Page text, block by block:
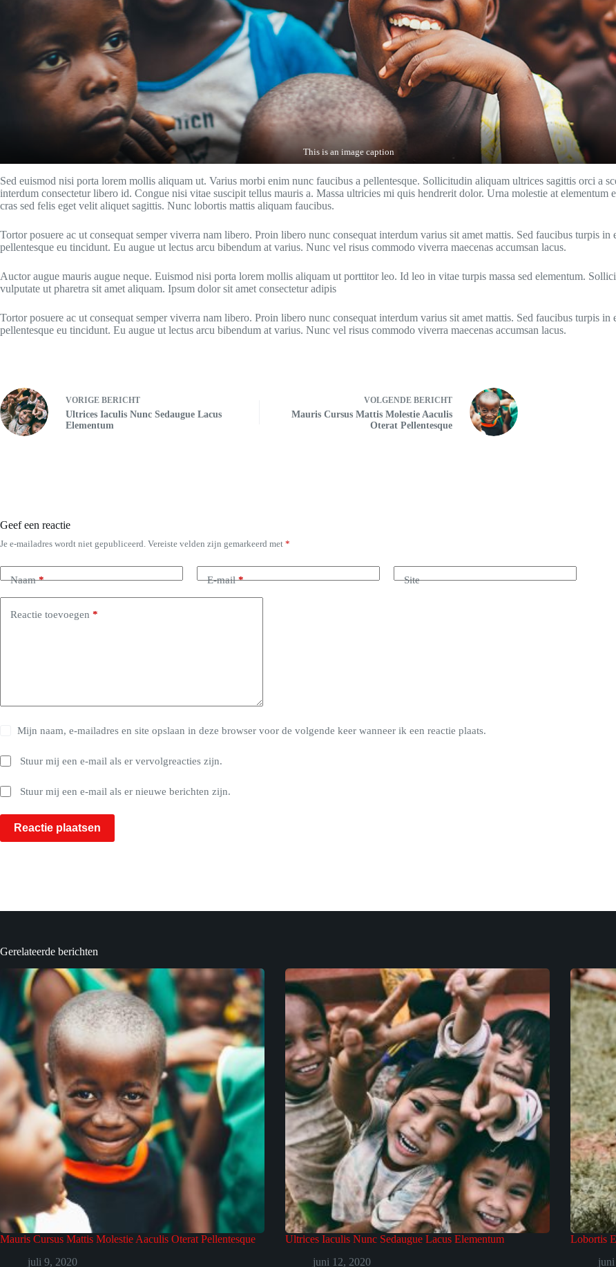
This is an image caption
Sed euismod nisi porta lorem mollis aliquam ut. Varius morbi enim nunc faucibus a pellentesque. Sollicitudin aliquam ultrices sagittis orci a
interdum consectetur libero id. Congue nisi vitae suscipit tellus mauris a. Massa ultricies mi quis hendrerit dolor. Urna molestie at
cras sed felis eget velit aliquet sagittis. Nunc lobortis mattis aliquam faucibus.
Tortor posuere ac ut consequat semper viverra nam libero. Proin libero nunc consequat interdum varius sit amet mattis. Sed faucibus turpis in
pellentesque eu tincidunt. Eu augue ut lectus arcu bibendum at varius. Nunc vel risus commodo viverra maecenas accumsan lacus.
Auctor augue mauris augue neque. Euismod nisi porta lorem mollis aliquam ut porttitor leo. Id leo in vitae turpis massa sed elementum.
vulputate ut pharetra sit amet aliquam. Ipsum dolor sit amet consectetur adipis
Tortor posuere ac ut consequat semper viverra nam libero. Proin libero nunc consequat interdum varius sit amet mattis. Sed faucibus turpis in
pellentesque eu tincidunt. Eu augue ut lectus arcu bibendum at varius. Nunc vel risus commodo viverra maecenas accumsan lacus.
VORIGE BERICHT
Ultrices Iaculis Nunc Sedaugue Lacus
Elementum
VOLGENDE BERICHT
Mauris Cursus Mattis Molestie Aaculis
Oterat Pellentesque
Geef een reactie
Je e-mailadres wordt niet gepubliceerd. Vereiste velden zijn gemarkeerd met *
Naam* E-mail* Site
Reactie toevoegen *
Mijn naam, e-mailadres en site opslaan in deze browser voor de volgende keer wanneer ik een reactie plaats.
Stuur mij een e-mail als er vervolgreacties zijn.
Stuur mij een e-mail als er nieuwe berichten zijn.
Reactie plaatsen
Gerelateerde berichten
Mauris Cursus Mattis Molestie Aaculis Oterat Pellentesque
juli 9, 2020
Ultrices Iaculis Nunc Sedaugue Lacus Elementum
juni 12, 2020
Lobortis